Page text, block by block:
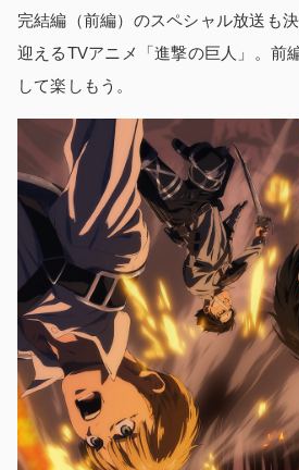
完結編（前編）のスペシャル放送も
迎えるTVアニメ「進撃の巨人」。前
して楽しもう。